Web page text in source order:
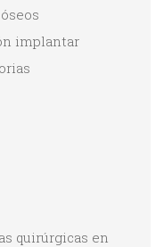
implantar
quirúrgicas en